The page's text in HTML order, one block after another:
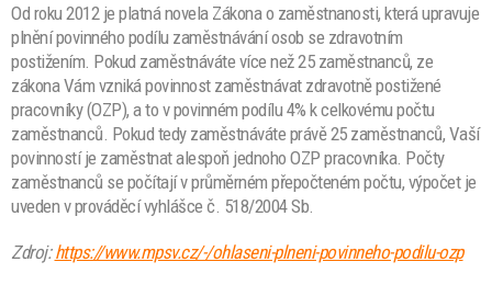
Od roku 2012 je platná novela Zákona o zaměstnanosti, která upravuje
plnění povinného podílu zaměstnávání osob se zdravotním
postižením. Pokud zaměstnáváte více než 25 zaměstnanců, ze
zákona Vám vzniká povinnost zaměstnávat zdravotně postižené
pracovníky (OZP), a to v povinném podílu 4% k celkovému počtu
zaměstnanců. Pokud tedy zaměstnáváte právě 25 zaměstnanců, Vaší
povinností je zaměstnat alespoň jednoho OZP pracovníka. Počty
zaměstnanců se počítají v průměrném přepočteném počtu, výpočet je
uveden v prováděcí vyhlášce č. 518/2004 Sb.
Zdroj:https://www.mpsv.cz/-/ohlaseni-plneni-povinneho-podilu-ozp